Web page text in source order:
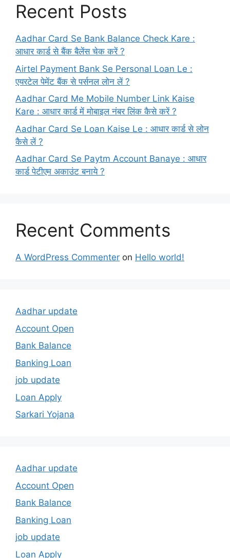
Recent Posts
Aadhar Card Se Bank Balance Check Kare :
आधार कार्ड से बैंक बैलेंस चेक करें ?
Airtel Payment Bank Se Personal Loan Le :
एयरटेल पेमेंट बैंक से पर्सनल लोन लें ?
Aadhar Card Me Mobile Number Link Kaise
Kare : आधार कार्ड में मोबाइल नंबर लिंक कैसे करें ?
Aadhar Card Se Loan Kaise Le : आधार कार्ड से लोन
कैसे लें ?
Aadhar Card Se Paytm Account Banaye : आधार
कार्ड पेटीएम अकाउंट बनाये ?
Recent Comments
A WordPress Commenter on Hello world!
Aadhar update
Account Open
Bank Balance
Banking Loan
job update
Loan Apply
Sarkari Yojana
Aadhar update
Account Open
Bank Balance
Banking Loan
job update
Loan Apply